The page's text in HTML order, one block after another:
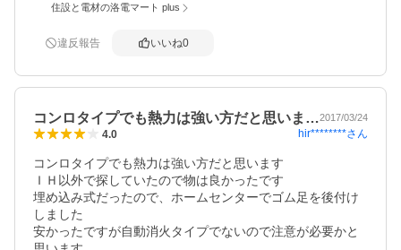
住設と電材の洛電マート plus
違反報告 いいね0
コンロタイプでも熱力は強い方だと思いま…2017/03/24
4.0 hir********さん
コンロタイプでも熱力は強い方だと思います
ＩＨ以外で探していたので物は良かったです
埋め込み式だったので、ホームセンターでゴム足を後付け
しました
安かったですが自動消火タイプでないので注意が必要かと